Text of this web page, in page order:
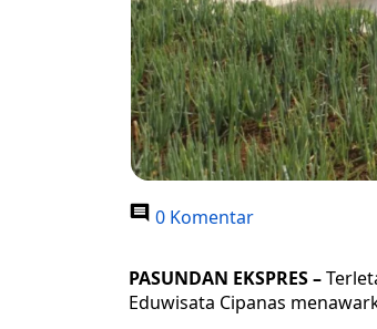
0 Komentar
PASUNDAN EKSPRES –
Eduwisata Cipanas